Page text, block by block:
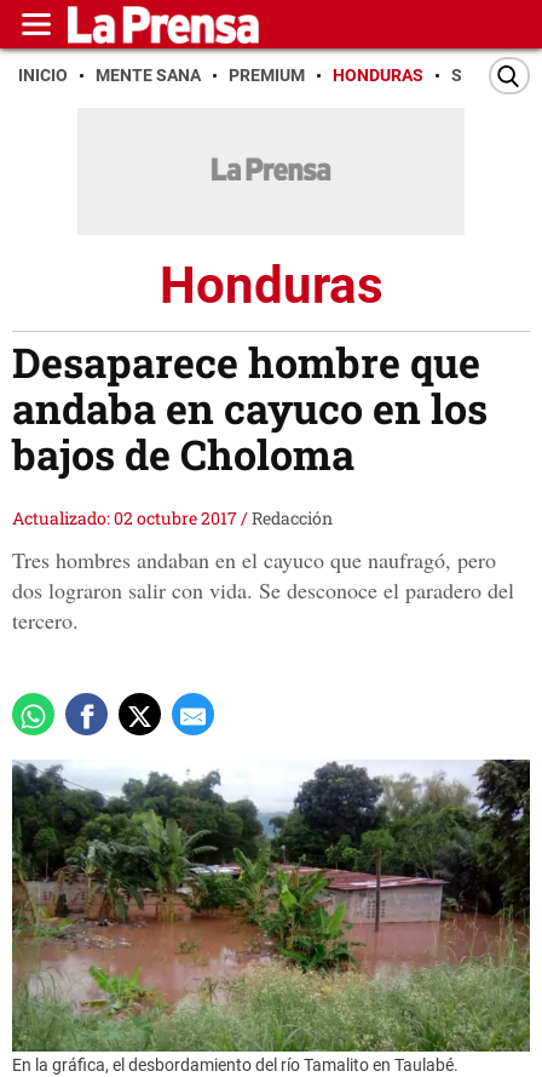
INICIO MENTE SANA PREMIUM HONDURAS SAN PEDRO
Honduras
Desaparece hombre que
andaba en cayuco en los
bajos de Choloma
Actualizado: 02 octubre 2017/Redacción
Tres hombres andaban en el cayuco que naufragó, pero
dos lograron salir con vida. Se desconoce el paradero del
tercero.
En la gráfica, el desbordamiento del río Tamalito en Taulabé.